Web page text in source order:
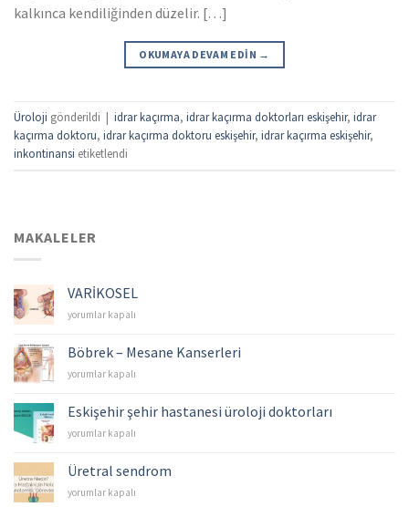
kalkınca kendiliğinden düzelir. […]
OKUMAYA DEVAM EDIN →
Üroloji gönderildi | idrar kaçırma, idrar kaçırma doktorları eskişehir, idrar
kaçırma doktoru, idrar kaçırma doktoru eskişehir, idrar kaçırma eskişehir,
inkontinansi etiketlendi
MAKALELER
VARİKOSEL
VARİKOSEL
yorumlar kapalı
Böbrek – Mesane Kanserleri
Böbrek
Mesane
Kanserleri
için
yorumlar kapalı
Eskişehir şehir hastanesi üroloji doktorları
Eskişehir
hastanesi
üroloji
doktorları
yorumlar kapalı
Üretral sendrom
Üretral
yorumlar kapalı